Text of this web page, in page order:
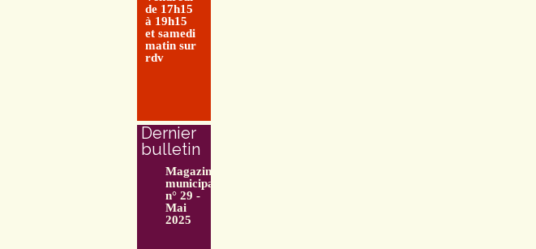
de 17h15
à 19h15
et samedi
matin sur
rdv
Dernier
bulletin
Magazine
municipal
n° 29 -
Mai
2025